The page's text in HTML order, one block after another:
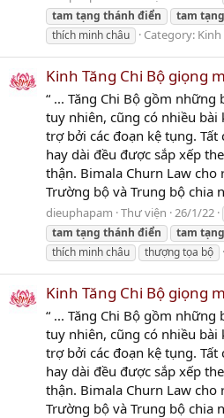
tam tạng thánh điển tam tạng
thích minh châu
Category: Kinh
Kinh Tăng Chi Bộ giọng
“ ... Tăng Chi Bộ gồm
tuy nhiên, cũng có nhiều
trợ bởi các đoạn kệ tụng.
hay dài đều được sắp xếp
thận. Bimala Churn Law
Trường bộ và Trung bộ chia
dieuphapam Thư viện 26/1/22
tam tạng thánh điển tam tạng
thích minh châu
thượng tọa bộ
Kinh Tăng Chi Bộ giọng
“ ... Tăng Chi Bộ gồm
tuy nhiên, cũng có nhiều
trợ bởi các đoạn kệ tụng.
hay dài đều được sắp xếp
thận. Bimala Churn Law
Trường bộ và Trung bộ chia